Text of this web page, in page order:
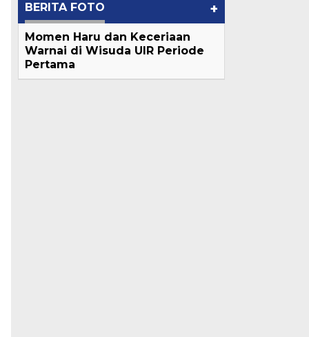
BERITA FOTO +
Momen Haru dan Keceriaan
Warnai di Wisuda UIR Periode
Pertama